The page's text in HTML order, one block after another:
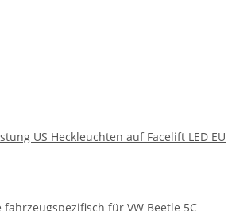
US Heckleuchten auf Facelift LED EU